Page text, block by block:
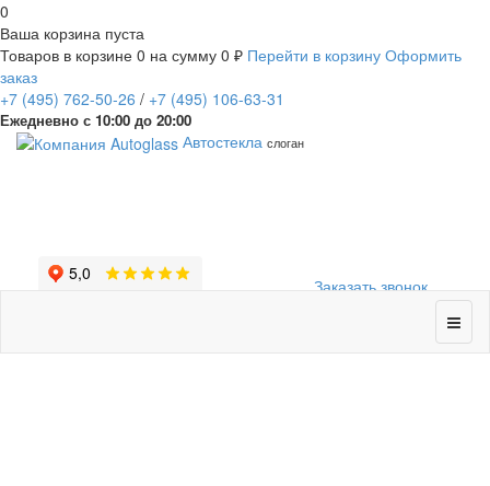
0
Ваша корзина пуста
Товаров в корзине 0 на сумму 0 ₽ Перейти в корзину Оформить
заказ
+7 (495) 762-50-26 / +7 (495) 106-63-31
Ежедневно с 10:00 до 20:00
Заказать звонок
Автостекла слоган